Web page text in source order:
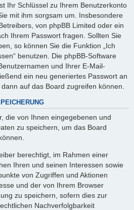
Ihr Schlüssel zu Ihrem Benutzerkonto
mit ihm sorgsam um. Insbesondere
von phpBB Limited oder ein
Ihrem Passwort fragen. Sollten Sie
so können Sie die Funktion „Ich
benutzen. Die phpBB-Software
und Ihrer E-Mail-
ein neu generiertes Passwort an
auf das Board zugreifen können.
die von Ihnen eingegebenen und
zu speichern, um das Board
berechtigt, im Rahmen einer
Ihren und seinen Interessen sowie
von Zugriffen und Aktionen
und der von Ihrem Browser
zu speichern, sofern dies zur
Nachverfolgbarkeit